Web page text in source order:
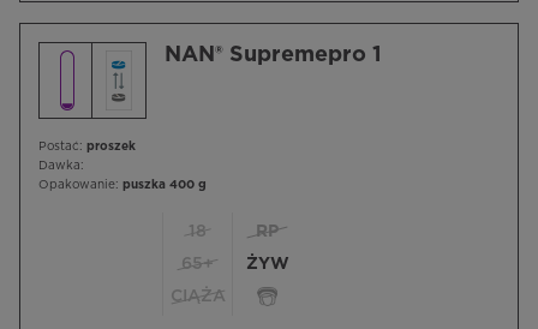
NAN® Supremepro 1
Postać: proszek
Dawka:
Opakowanie: puszka 400 g
18
65+
CIĄŻA
RP
ŻYW